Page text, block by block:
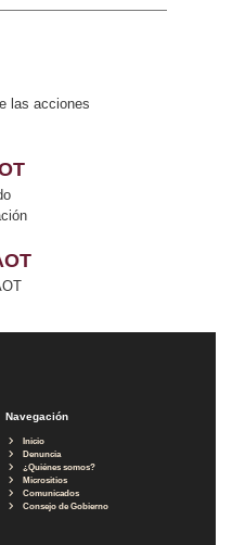
las acciones
Navegación
Inicio
Denuncia
¿Quiénes somos?
Micrositios
Comunicados
Consejo de Gobierno